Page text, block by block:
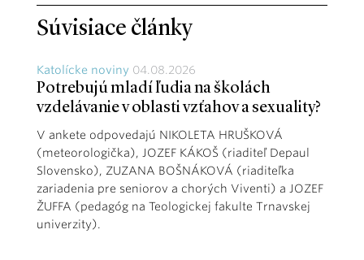
Súvisiace články
Katolícke noviny 04.08.2026
Potrebujú mladí ľudia na školách
vzdelávanie v oblasti vzťahov a sexuality?
V ankete odpovedajú NIKOLETA HRUŠKOVÁ
(meteorologička), JOZEF KÁKOŠ (riaditeľ Depaul
Slovensko), ZUZANA BOŠNÁKOVÁ (riaditeľka
zariadenia pre seniorov a chorých Viventi) a JOZEF
ŽUFFA (pedagóg na Teologickej fakulte Trnavskej
univerzity).